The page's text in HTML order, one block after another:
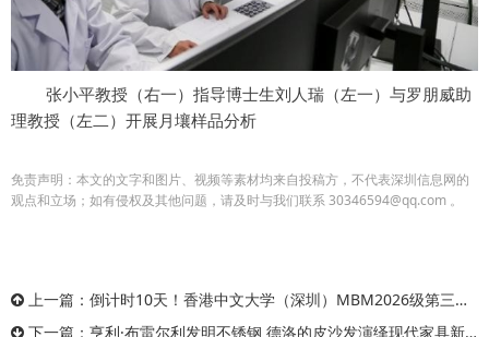
张小平教授（右一）指导博士生刘人瑞（左一）与罗朋威助
理教授（左二）开展月壤样品分析
免责声明：本文的文字和图片、视频等素材均来自投稿方，不代表深圳信息网的
观点和立场；如有侵权及其他问题，请及时与我们联系 30346594@qq.com 。
上一篇： 倒计时10天！香港中文大学（深圳）MBM2026级第三批次招生即将截止！
下一篇： 亨利·布雷尔利发明不锈钢 德洛的皮沙发演绎现代家具新典范